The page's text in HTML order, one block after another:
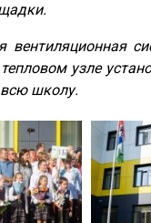
вентиляционная
узле
школу.